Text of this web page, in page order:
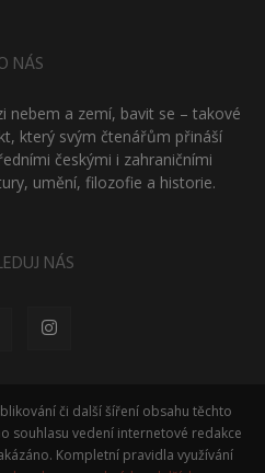
NÁS
nebem a zemí, bavit se – takové
který svým čtenářům přináší
českými i zahraničními
umění, filozofie a historie.
NÁS
či další šíření obsahu těchto
souhlasu vedení internetové redakce
Kompletní pravidla využívání